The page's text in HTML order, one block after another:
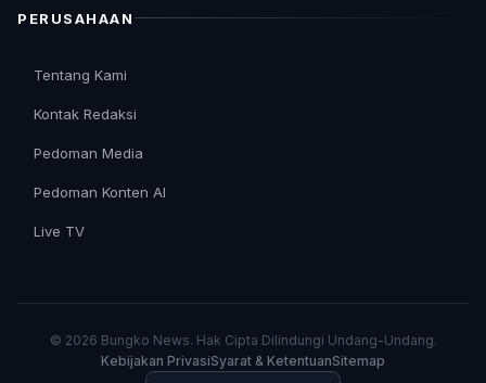
PERUSAHAAN
Tentang Kami
Kontak Redaksi
Pedoman Media
Pedoman Konten AI
Live TV
© 2026 Bungko News. Hak Cipta Dilindungi Undang-Undang.
Kebijakan PrivasiSyarat & KetentuanSitemap